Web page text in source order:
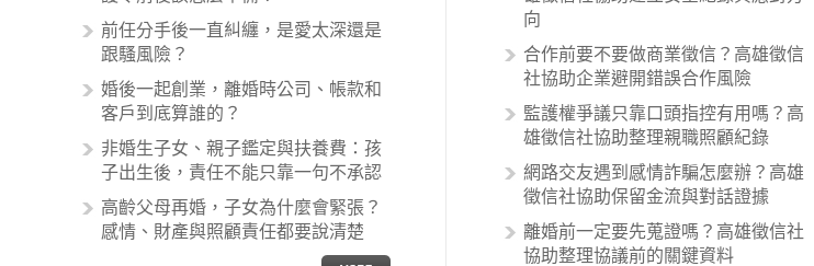
案例中最後都走向訴訟流程，我們如
果不幸遇到相關醫療糾紛時究竟該怎
麼處理呢？醫療糾紛相關的內容其實
非常多，有些案例…
前任分手後一直糾纏，是愛太深還是
跟騷風險？
婚後一起創業，離婚時公司、帳款和
客戶到底算誰的？
非婚生子女、親子鑑定與扶養費：孩
子出生後，責任不能只靠一句不承認
高齡父母再婚，子女為什麼會緊張？
感情、財產與照顧責任都要說清楚
向的人，通常對於自己的國家和民族
國家的人，所以沙文主義也廣泛應用
在種族歧視的說法，甚至還出現了男
性沙文…
向
合作前要不要做商業徵信？高雄徵信
社協助企業避開錯誤合作風險
監護權爭議只靠口頭指控有用嗎？高
雄徵信社協助整理親職照顧紀錄
網路交友遇到感情詐騙怎麼辦？高雄
徵信社協助保留金流與對話證據
離婚前一定要先蒐證嗎？高雄徵信社
協助整理協議前的關鍵資料